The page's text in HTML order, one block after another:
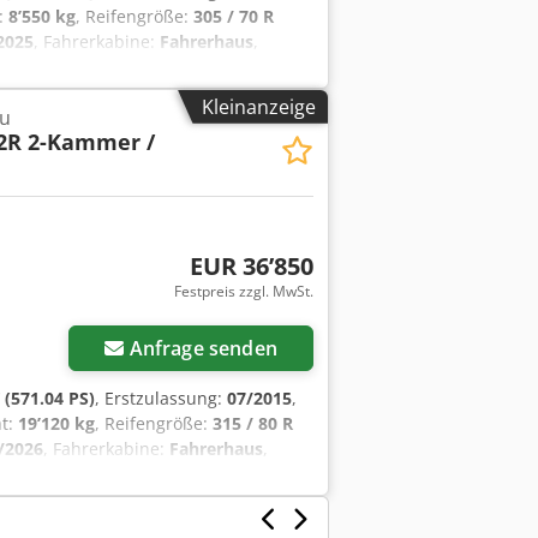
8’550 kg, Reifengröße: 305 / 70 R
, Fahrerkabine: Fahrerhaus,
, Betriebsgewicht:15’000 kg,
Kleinanzeige
2-Kammer /
EUR 36’850
Festpreis zzgl. MwSt.
Anfrage senden
PS), Erstzulassung: 07/2015,
19’120 kg, Reifengröße: 315 / 80 R
, Fahrerkabine: Fahrerhaus,
315 / 80 R 22.5 / 11mm,